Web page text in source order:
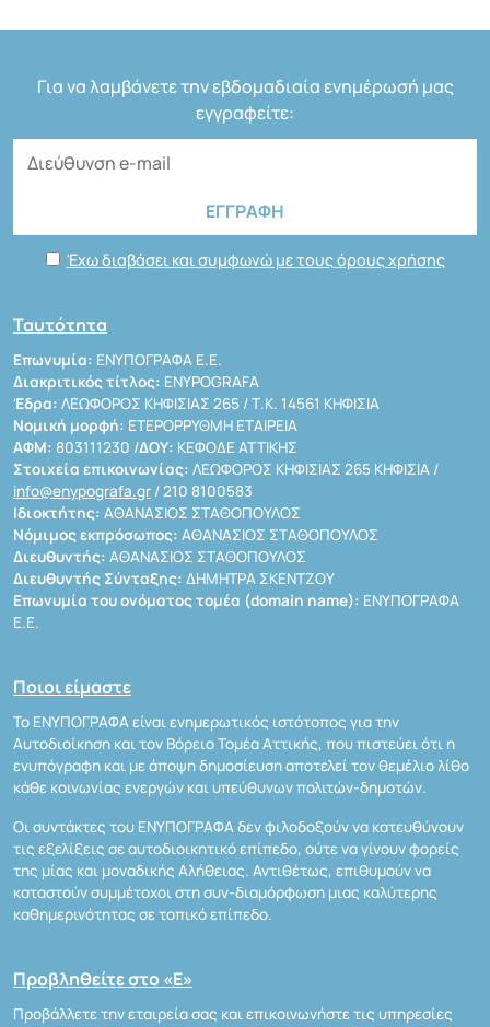
Για να λαμβάνετε την εβδομαδιαία ενημέρωσή μας
εγγραφείτε:
Έχω διαβάσει και συμφωνώ με τους όρους χρήσης
Ταυτότητα
Επωνυμία: ΕΝΥΠΟΓΡΑΦΑ Ε.Ε.
Διακριτικός τίτλος: ENYPOGRAFA
Έδρα: ΛΕΩΦΟΡΟΣ ΚΗΦΙΣΙΑΣ 265 / Τ.Κ. 14561 ΚΗΦΙΣΙΑ
Νομική μορφή: ΕΤΕΡΟΡΡΥΘΜΗ ΕΤΑΙΡΕΙΑ
ΑΦΜ: 803111230 /ΔΟΥ: ΚΕΦΟΔΕ ΑΤΤΙΚΗΣ
Στοιχεία επικοινωνίας: ΛΕΩΦΟΡΟΣ ΚΗΦΙΣΙΑΣ 265 ΚΗΦΙΣΙΑ /
info@enypografa.gr / 210 8100583
Ιδιοκτήτης: ΑΘΑΝΑΣΙΟΣ ΣΤΑΘΟΠΟΥΛΟΣ
Νόμιμος εκπρόσωπος: ΑΘΑΝΑΣΙΟΣ ΣΤΑΘΟΠΟΥΛΟΣ
Διευθυντής: ΑΘΑΝΑΣΙΟΣ ΣΤΑΘΟΠΟΥΛΟΣ
Διευθυντής Σύνταξης: ΔΗΜΗΤΡΑ ΣΚΕΝΤΖΟΥ
Επωνυμία του ονόματος τομέα (domain name): ΕΝΥΠΟΓΡΑΦΑ
Ε.Ε.
Ποιοι είμαστε
Το ΕΝΥΠΟΓΡΑΦΑ είναι ενημερωτικός ιστότοπος για την
Αυτοδιοίκηση και τον Βόρειο Τομέα Αττικής, που πιστεύει ότι η
ενυπόγραφη και με άποψη δημοσίευση αποτελεί τον θεμέλιο λίθο
κάθε κοινωνίας ενεργών και υπεύθυνων πολιτών-δημοτών.
Οι συντάκτες του ΕΝΥΠΟΓΡΑΦΑ δεν φιλοδοξούν να κατευθύνουν
τις εξελίξεις σε αυτοδιοικητικό επίπεδο, ούτε να γίνουν φορείς
της μίας και μοναδικής Αλήθειας. Αντιθέτως, επιθυμούν να
καταστούν συμμέτοχοι στη συν-διαμόρφωση μιας καλύτερης
καθημερινότητας σε τοπικό επίπεδο.
Προβληθείτε στο «Ε»
Προβάλλετε την εταιρεία σας και επικοινωνήστε τις υπηρεσίες